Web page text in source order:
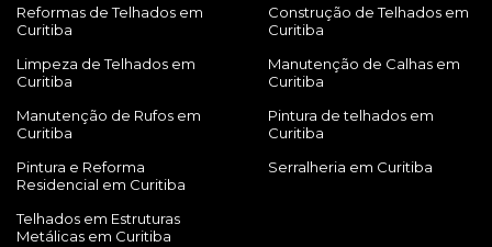
Reformas de Telhados em
Curitiba
Construção de Telhados em
Curitiba
Limpeza de Telhados em
Curitiba
Manutenção de Calhas em
Curitiba
Manutenção de Rufos em
Curitiba
Pintura de telhados em
Curitiba
Pintura e Reforma
Residencial em Curitiba
Serralheria em Curitiba
Telhados em Estruturas
Metálicas em Curitiba